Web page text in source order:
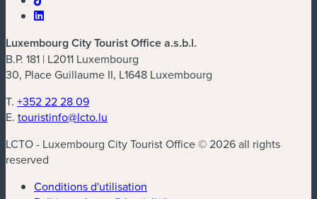
Luxembourg City Tourist Office a.s.b.l.
B.P. 181 | L2011 Luxembourg
30, Place Guillaume II, L1648 Luxembourg
T. +352 22 28 09
E. touristinfo@lcto.lu
LCTO - Luxembourg City Tourist Office © 2026 all rights
reserved
Conditions d'utilisation